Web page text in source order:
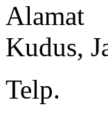
Kudus,
Telp. :